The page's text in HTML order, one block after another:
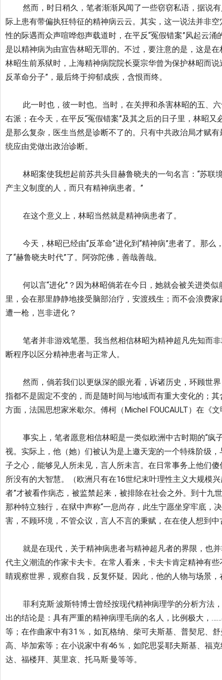
然而，时日稍久，笔者渐渐风闻了一些窃窃私语，据说
际上患有带偏执狂特征的精神病云云。其实， 这一说法并非
性的际遇而众声喧哗怨声载道时，在平反“冤假错案”风起云涌
是以精神病为由宣告林昭无罪的。不过，要注意的是， 这是在
林昭生前系狱时， 上海精神病院院长粟宗华曾为保护林昭而
反革命分子”，最后终于抑郁成疾， 含恨而终。
此一时也，彼一时也。当时，在关押和杀害林昭的五、
右派；在今天，在平反“冤假错案”及其之后的日子里， 林昭又
是那么复杂，医生当然是诊断不了的。
只有中共政治局才赋
统应由党做出政治诊断。
林昭案使我想起前苏共头目赫鲁晓夫的一句名言：“苏联
产主义制度的人，而只有精神病患者。”
在这个意义上，林昭当然就是精神病患者了。
今天，林昭已经由“反革命”进化到“精神病”患者了。那么
了“赫鲁晓夫时代”了。阿弥陀佛，善哉善哉。
何以言“进化”？因为林昭倘若在今日，她就会被关进类似
里， 会在那里静静地接受脑部治疗，安渡残生；而不会浪费家
遭一枪，岂非进化？
笔者并非游戏笔墨。我当然相信林昭为精神超凡先知而
断程序以区分精神患者与正常人。
然而，倘若我们以更纵深的眼光看，诉诸历史，环顾世
指都不是固定不变的， 而是随时间与地域而有重大变化的； 其
方面， 法国思想家米歇尔。傅柯（Michel FOUCAULT）在《
事实上，笔者愿意相信林昭是一类似欧洲中古时期的“疯
视。实际上，他（她）们被认为是上邀天宠的一个特殊阶级，
子之心， 能够见人所未见，言人所未言。在日常事务上他们傻
所没有的大智慧。（欧洲只有在16世纪末叶理性主义大规模
者”才被看作病态， 被监禁起来，被排除在社会之外。到十九
那种特立独行，在狱中声称“一息尚存，此生宁愿坐穿牢底，
害，不顾环境，不管众议， 言人不言的秉赋，在在使人想到中
就是在现代，关于精神病患者与精神超凡者的界限，也
代主义潮流的作家卡夫卡。在常人看来， 卡夫卡肯定精神有
睛观察世界，观察自我， 反复怀疑。因此，他的人物与场景
菲利克斯·波斯特博士曾经按现代精神病理学的分析方法
出的结论是： 具有严重的精神病理毛病的名人，比例极大，……
等； 在作曲家中有31％，如瓦格纳、柴可夫斯基、普契尼、
高、毕加索等； 在小说家中有46％，如陀思妥耶夫斯基、福
达、福楼拜、莫里哀、托马斯·曼等等。